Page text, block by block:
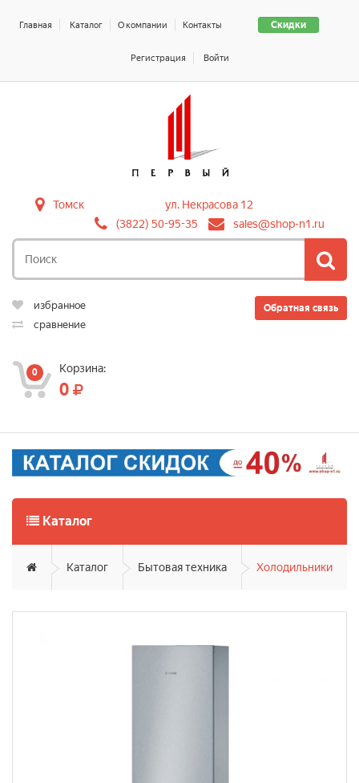
Скидки
Главная Каталог О компании Контакты
Регистрация Войти
Томск
ул. Некрасова 12
(3822) 50-95-35
sales@shop-n1.ru
Обратная связь
избранное
сравнение
0 Корзина:
0
Каталог
Каталог Бытовая техника Холодильники